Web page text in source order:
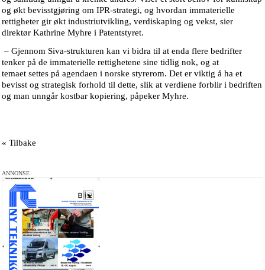
og økt bevisstgjøring om IPR-strategi, og hvordan immaterielle
rettigheter gir økt industriutvikling, verdiskaping og vekst, sier
direktør Kathrine Myhre i Patentstyret.
– Gjennom Siva-strukturen kan vi bidra til at enda flere bedrifter
tenker på de immaterielle rettighetene sine tidlig nok, og at
temaet settes på agendaen i norske styrerom. Det er viktig å ha et
bevisst og strategisk forhold til dette, slik at verdiene forblir i bedriften
og man unngår kostbar kopiering, påpeker Myhre.
« Tilbake
ANNONSE